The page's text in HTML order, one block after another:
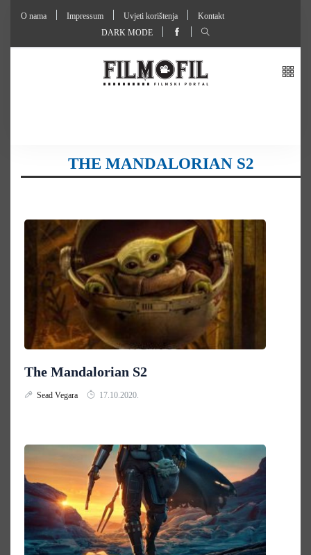
O nama Impressum Uvjeti korištenja
Kontakt
DARK MODE
THE MANDALORIAN S2
The Mandalorian S2
Sead Vegara 17.10.2020.